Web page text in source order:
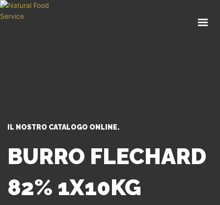
IL NOSTRO CATALOGO ONLINE.
BURRO FLECHARD
82% 1X10KG